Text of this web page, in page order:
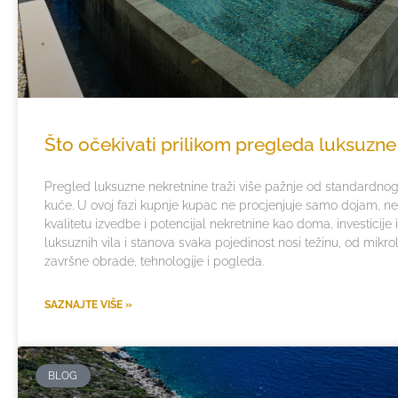
Što očekivati prilikom pregleda
Pregled luksuzne nekretnine traži više pažnje od
kuće. U ovoj fazi kupnje kupac ne procjenjuje samo dojam,
kvalitetu izvedbe i potencijal nekretnine kao doma, investicije
luksuznih vila i stanova svaka pojedinost nosi težinu, od
završne obrade, tehnologije i pogleda.
SAZNAJTE VIŠE »
BLOG